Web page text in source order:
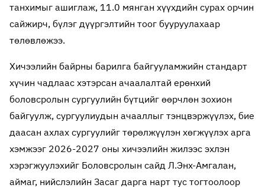
танхимыг ашиглаж, 11.0 мянган хүүхдийн сурах орчин
сайжирч, бүлэг дүүргэлтийн тоог бууруулахаар
төлөвлөжээ.
Хичээлийн байрны барилга байгууламжийн стандарт
хүчин чадлаас хэтэрсан ачаалалтай ерөнхий
боловсролын сургуулийн бүтцийг өөрчлөн зохион
байгуулж, сургуулиудын ачааллыг тэнцвэржүүлэх, бие
даасан ахлах сургуулийг төрөлжүүлэн хөгжүүлэх арга
хэмжээг 2026-2027 оны хичээлийн жилээс эхлэн
хэрэгжуулэхийг Боловсролын сайд Л.Энх-Амгалан,
аймаг, нийслэлийн Засаг дарга нарт тус тогтоолоор